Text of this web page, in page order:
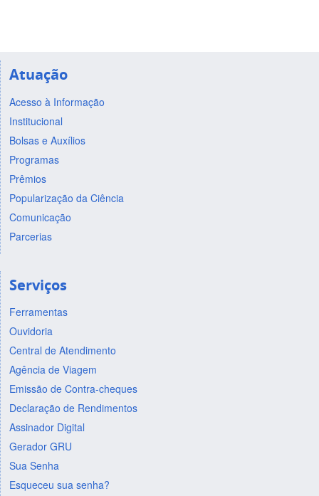
Atuação
Acesso à Informação
Institucional
Bolsas e Auxílios
Programas
Prêmios
Popularização da Ciência
Comunicação
Parcerias
Serviços
Ferramentas
Ouvidoria
Central de Atendimento
Agência de Viagem
Emissão de Contra-cheques
Declaração de Rendimentos
Assinador Digital
Gerador GRU
Sua Senha
Esqueceu sua senha?